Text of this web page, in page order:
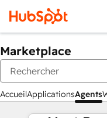
Marketplace
AccueilApplicationsAgents